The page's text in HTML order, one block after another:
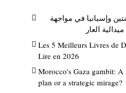
2026: الأرجنتين وإسبانيا في مواجهة
العار
Les 5 Meilleurs Livres de
Lire en 2026
Morocco’s Gaza gambit:
plan or a strategic mirage?